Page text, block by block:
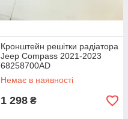
Кронштейн решітки радіатора
Jeep Compass 2021-2023
68258700AD
Немає в наявності
1 298 ₴